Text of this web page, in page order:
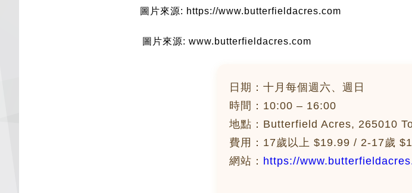
圖片來源: https://www.butterfieldacres.com
圖片來源: www.butterfieldacres.com
日期：十月每個週六、週日
時間：10:00 – 16:00
地點：Butterfield Acres, 265010
費用：17歲以上 $19.99 / 2-17歲
網站： https://